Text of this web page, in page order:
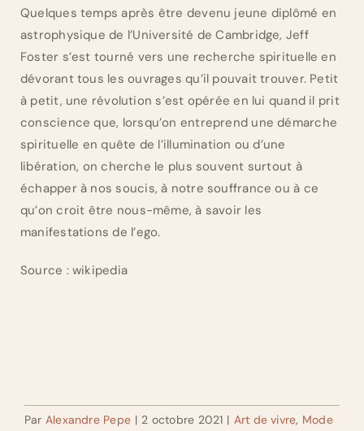
Quelques temps après être devenu jeune diplômé en
astrophysique de l’Université de Cambridge, Jeff
Foster s’est tourné vers une recherche spirituelle en
dévorant tous les ouvrages qu’il pouvait trouver. Petit
à petit, une révolution s’est opérée en lui quand il prit
conscience que, lorsqu’on entreprend une démarche
spirituelle en quête de l’illumination ou d’une
libération, on cherche le plus souvent surtout à
échapper à nos soucis, à notre souffrance ou à ce
qu’on croit être nous-même, à savoir les
manifestations de l’ego.
Source : wikipedia
Par Alexandre Pepe | 2 octobre 2021 | Art de vivre, Mode